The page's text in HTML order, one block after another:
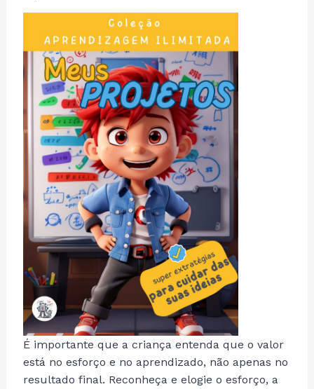
É importante que a criança entenda que o valor
está no esforço e no aprendizado, não apenas no
resultado final. Reconheça e elogie o esforço, a